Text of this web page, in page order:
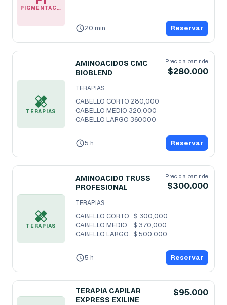
PIGMENTACION
20 min Reservar
TERAPIAS
AMINOACIDOS CMC
BIOBLEND
Precio a partir de
$280.000
TERAPIAS
CABELLO CORTO 280,000
CABELLO MEDIO 320,000
CABELLO LARGO 360000
5 h Reservar
TERAPIAS
AMINOACIDO TRUSS
PROFESIONAL
Precio a partir de
$300.000
TERAPIAS
CABELLO CORTO   $ 300,000
CABELLO MEDIO    $ 370,000
CABELLO LARGO.  $ 500,000
5 h Reservar
TERAPIA CAPILAR
EXPRESS EXILINE
$95.000